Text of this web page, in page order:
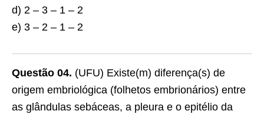
d) 2 – 3 – 1 – 2
e) 3 – 2 – 1 – 2
Questão 04. (UFU) Existe(m) diferença(s) de
origem embriológica (folhetos embrionários) entre
as glândulas sebáceas, a pleura e o epitélio da